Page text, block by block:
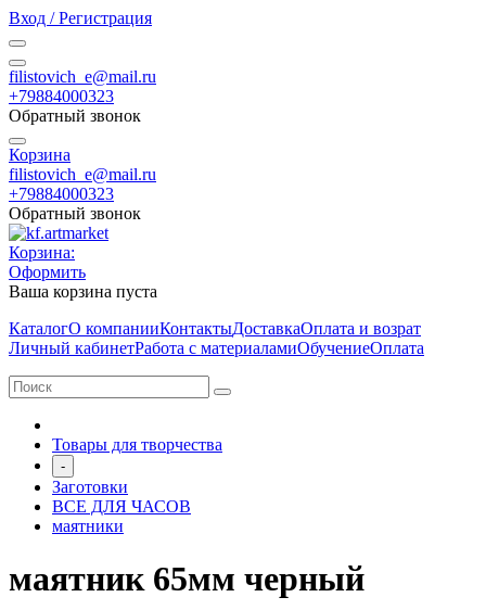
Вход / Регистрация
filistovich_e@mail.ru
+79884000323
Обратный звонок
Корзина
filistovich_e@mail.ru
+79884000323
Обратный звонок
Корзина:
Оформить
Ваша корзина пуста
КаталогО компанииКонтактыДоставкаОплата и возрат
Личный кабинетРабота с материаламиОбучениеОплата
Товары для творчества
-
Заготовки
ВСЕ ДЛЯ ЧАСОВ
маятники
маятник 65мм черный